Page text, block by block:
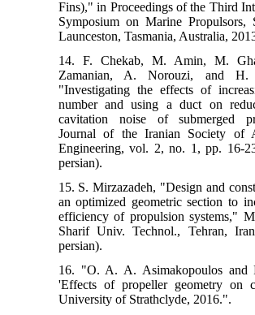
Fins)," in Proceedings of the Third
Symposium on Marine Propulsors,
Launceston, Tasmania, Australia,
14. F. Chekab, M. Amin, M.
Zamanian, A. Norouzi, and H.
"Investigating the effects of
number and using a duct on
cavitation noise of submerged
Journal of the Iranian Society of
Engineering, vol. 2, no. 1, pp. 16-
persian).
15. S. Mirzazadeh, "Design and
an optimized geometric section to
efficiency of propulsion systems,"
Sharif Univ. Technol., Tehran,
persian).
16. "O. A. A. Asimakopoulos and
'Effects of propeller geometry on
University of Strathclyde, 2016.".